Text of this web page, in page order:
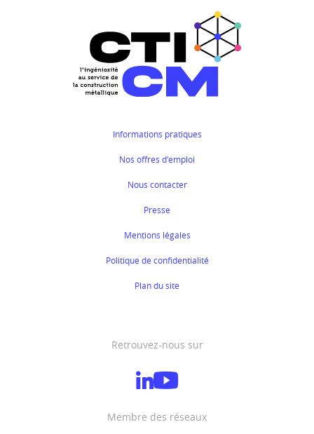
Informations pratiques
Nos offres d'emploi
Nous contacter
Presse
Mentions légales
Politique de confidentialité
Plan du site
Retrouvez-nous sur
Membre des réseaux